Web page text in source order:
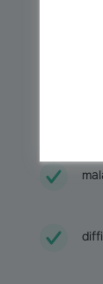
Les
évolue